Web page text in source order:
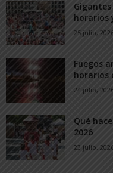
horarios
25 julio,
Fuegos
horarios
24 julio,
Qué
2026
23 julio,